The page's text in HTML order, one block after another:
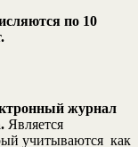
по 10
журнал
Является
учитываются как